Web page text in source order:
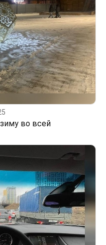
во всей